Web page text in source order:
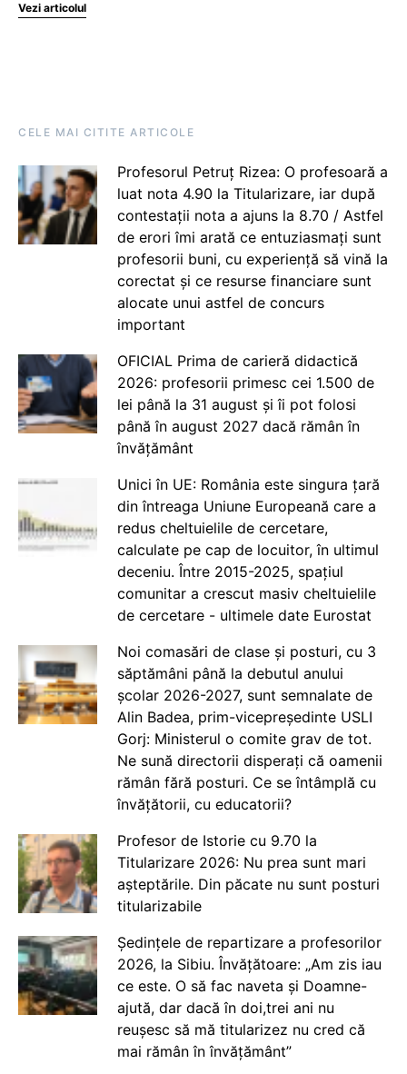
Vezi articolul
CELE MAI CITITE ARTICOLE
Profesorul Petruț Rizea: O profesoară a
luat nota 4.90 la Titularizare, iar după
contestații nota a ajuns la 8.70 / Astfel
de erori îmi arată ce entuziasmați sunt
profesorii buni, cu experiență să vină la
corectat și ce resurse financiare sunt
alocate unui astfel de concurs
important
OFICIAL Prima de carieră didactică
2026: profesorii primesc cei 1.500 de
lei până la 31 august și îi pot folosi
până în august 2027 dacă rămân în
învățământ
Unici în UE: România este singura țară
din întreaga Uniune Europeană care a
redus cheltuielile de cercetare,
calculate pe cap de locuitor, în ultimul
deceniu. Între 2015-2025, spațiul
comunitar a crescut masiv cheltuielile
de cercetare - ultimele date Eurostat
Noi comasări de clase și posturi, cu 3
săptămâni până la debutul anului
școlar 2026-2027, sunt semnalate de
Alin Badea, prim-vicepreședinte USLI
Gorj: Ministerul o comite grav de tot.
Ne sună directorii disperați că oamenii
rămân fără posturi. Ce se întâmplă cu
învățătorii, cu educatorii?
Profesor de Istorie cu 9.70 la
Titularizare 2026: Nu prea sunt mari
așteptările. Din păcate nu sunt posturi
titularizabile
Ședințele de repartizare a profesorilor
2026, la Sibiu. Învățătoare: „Am zis iau
ce este. O să fac naveta și Doamne-
ajută, dar dacă în doi,trei ani nu
reușesc să mă titularizez nu cred că
mai rămân în învățământ”